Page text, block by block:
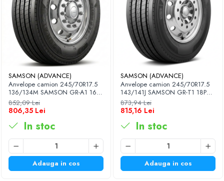
SAMSON (ADVANCE)
Anvelope camion 245/70R17.5
136/134M SAMSON GR-A1 16PR
TL M+S 3PMSF
852,09 Lei
806,35 Lei
In stoc
Adauga in cos
SAMSON (ADVANCE)
Anvelope camion 245/70R17.5
143/141J SAMSON GR-T1 18PR
TL M+S 3PMSF
873,94 Lei
815,16 Lei
In stoc
Adauga in cos